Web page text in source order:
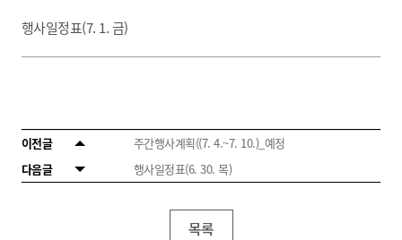
행사일정표(7. 1. 금)
이전글
주간행사계획((7. 4.~7. 10.)_예정
다음글
행사일정표(6. 30. 목)
목록